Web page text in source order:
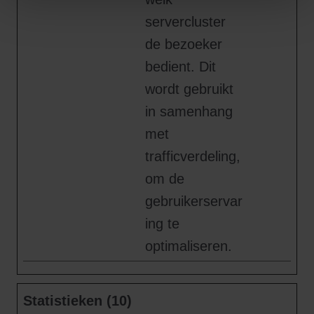
servercluster
de bezoeker
bedient. Dit
wordt gebruikt
in samenhang
met
trafficverdeling,
om de
gebruikerservar
ing te
optimaliseren.
Statistieken (10)